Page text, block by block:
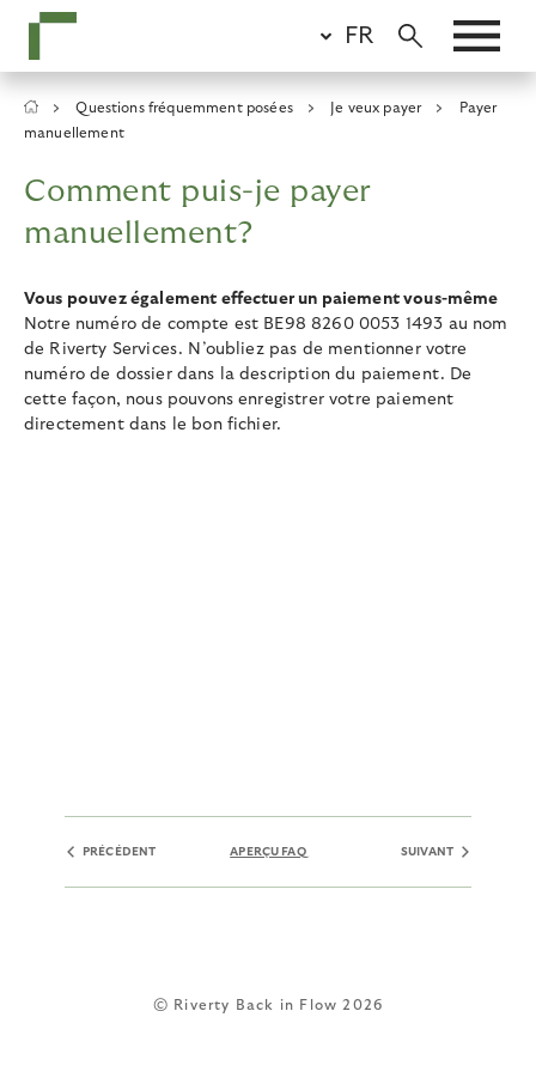
main
FR
Breadcrumb
Questions fréquemment posées Je veux payer
Payer
manuellement
Comment puis-je payer
manuellement?
Vous pouvez également effectuer un paiement vous-même
Notre numéro de compte est BE98 8260 0053 1493 au nom
de Riverty Services. N’oubliez pas de mentionner votre
numéro de dossier dans la description du paiement. De
cette façon, nous pouvons enregistrer votre paiement
directement dans le bon fichier.
PRÉCÉDENT APERÇU FAQ SUIVANT
© Riverty Back in Flow 2026